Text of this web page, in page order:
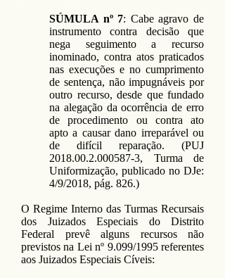
SÚMULA nº 7: Cabe agravo de
instrumento contra decisão que
nega seguimento a recurso
inominado, contra atos praticados
nas execuções e no cumprimento
de sentença, não impugnáveis por
outro recurso, desde que fundado
na alegação da ocorrência de erro
de procedimento ou contra ato
apto a causar dano irreparável ou
de difícil reparação. (PUJ
2018.00.2.000587-3, Turma de
Uniformização, publicado no DJe:
4/9/2018, pág. 826.)
O Regime Interno das Turmas Recursais
dos Juizados Especiais do Distrito
Federal prevê alguns recursos não
previstos na Lei nº 9.099/1995 referentes
aos Juizados Especiais Cíveis: